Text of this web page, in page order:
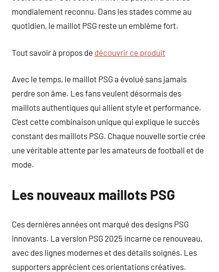
mondialement reconnu. Dans les stades comme au
quotidien, le maillot PSG reste un emblème fort.
Tout savoir à propos de découvrir ce produit
Avec le temps, le maillot PSG a évolué sans jamais
perdre son âme. Les fans veulent désormais des
maillots authentiques qui allient style et performance.
C’est cette combinaison unique qui explique le succès
constant des maillots PSG. Chaque nouvelle sortie crée
une véritable attente par les amateurs de football et de
mode.
Les nouveaux maillots PSG
Ces dernières années ont marqué des designs PSG
innovants. La version PSG 2025 incarne ce renouveau,
avec des lignes modernes et des détails soignés. Les
supporters apprécient ces orientations créatives.